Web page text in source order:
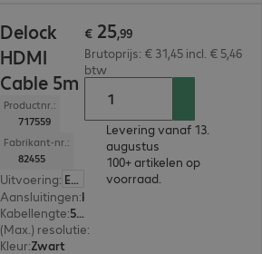
Delock
HDMI
Cable 5m
Productnr.:
717559
Fabrikant-nr.:
82455
Uitvoering: Europa
Aansluitingen:
Kabellengte: 5 m
(Max.) resolutie:
Kleur:Zwart
€ 25,99
Brutoprijs: € 31,45 incl. € 5,46
btw
Levering vanaf 13.
augustus
100+ artikelen op
voorraad.